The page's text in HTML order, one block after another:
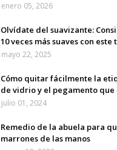
enero 05, 2026
Olvídate del suavizante:
10 veces más suaves con este
mayo 22, 2025
Cómo quitar fácilmente la
de vidrio y el pegamento que
julio 01, 2024
Remedio de la abuela para
marrones de las manos